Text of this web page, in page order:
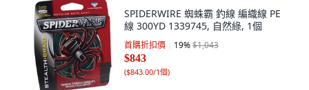
SPIDERWIRE 蜘蛛霸 釣線 編織線 PE
線 300YD 1339745, 自然綠, 1個
首購折扣價 19%$1,043
$843
($843.00/1個)